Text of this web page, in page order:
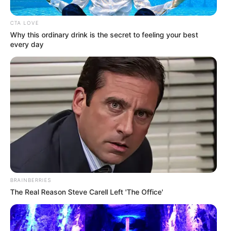
Aluno On
Aluno On
CTA LOVE
Why this ordinary drink is the secret to feeling your best
every day
BRAINBERRIES
The Real Reason Steve Carell Left 'The Office'